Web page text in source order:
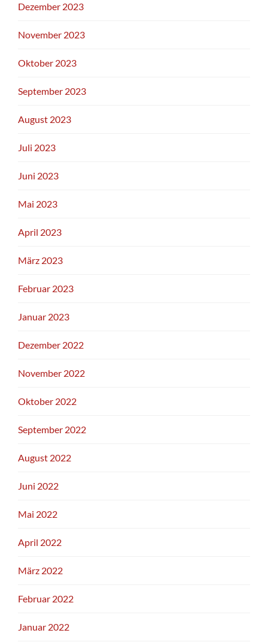
Dezember 2023
November 2023
Oktober 2023
September 2023
August 2023
Juli 2023
Juni 2023
Mai 2023
April 2023
März 2023
Februar 2023
Januar 2023
Dezember 2022
November 2022
Oktober 2022
September 2022
August 2022
Juni 2022
Mai 2022
April 2022
März 2022
Februar 2022
Januar 2022